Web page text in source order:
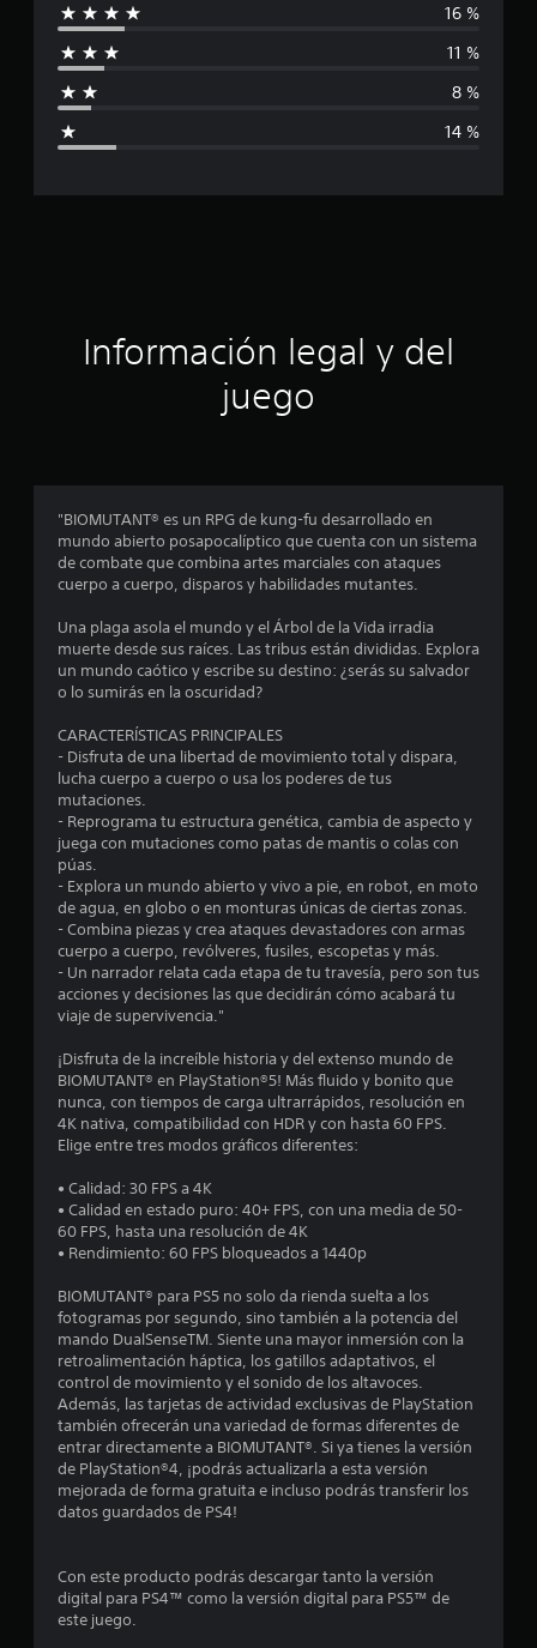
a
ó
m
d
3
.
8
e
s
t
r
e
l
s
e
c
i
c
16 %
11 %
8 %
14 %
Información legal y del
juego
"BIOMUTANT® es un RPG de kung-fu desarrollado en
mundo abierto posapocalíptico que cuenta con un sistema
de combate que combina artes marciales con ataques
cuerpo a cuerpo, disparos y habilidades mutantes.
Una plaga asola el mundo y el Árbol de la Vida irradia
muerte desde sus raíces. Las tribus están divididas. Explora
un mundo caótico y escribe su destino: ¿serás su salvador
o lo sumirás en la oscuridad?
CARACTERÍSTICAS PRINCIPALES
- Disfruta de una libertad de movimiento total y dispara,
lucha cuerpo a cuerpo o usa los poderes de tus
mutaciones.
- Reprograma tu estructura genética, cambia de aspecto y
juega con mutaciones como patas de mantis o colas con
púas.
- Explora un mundo abierto y vivo a pie, en robot, en moto
de agua, en globo o en monturas únicas de ciertas zonas.
- Combina piezas y crea ataques devastadores con armas
cuerpo a cuerpo, revólveres, fusiles, escopetas y más.
- Un narrador relata cada etapa de tu travesía, pero son tus
acciones y decisiones las que decidirán cómo acabará tu
viaje de supervivencia."
¡Disfruta de la increíble historia y del extenso mundo de
BIOMUTANT® en PlayStation®5! Más fluido y bonito que
nunca, con tiempos de carga ultrarrápidos, resolución en
4K nativa, compatibilidad con HDR y con hasta 60 FPS.
Elige entre tres modos gráficos diferentes:
• Calidad: 30 FPS a 4K
• Calidad en estado puro: 40+ FPS, con una media de 50-
60 FPS, hasta una resolución de 4K
• Rendimiento: 60 FPS bloqueados a 1440p
BIOMUTANT® para PS5 no solo da rienda suelta a los
fotogramas por segundo, sino también a la potencia del
mando DualSenseTM. Siente una mayor inmersión con la
retroalimentación háptica, los gatillos adaptativos, el
control de movimiento y el sonido de los altavoces.
Además, las tarjetas de actividad exclusivas de PlayStation
también ofrecerán una variedad de formas diferentes de
entrar directamente a BIOMUTANT®. Si ya tienes la versión
de PlayStation®4, ¡podrás actualizarla a esta versión
mejorada de forma gratuita e incluso podrás transferir los
datos guardados de PS4!
Con este producto podrás descargar tanto la versión
digital para PS4™ como la versión digital para PS5™ de
este juego.